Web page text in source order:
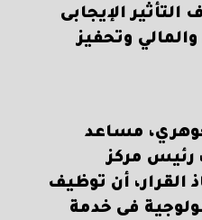
الإيجابى
وتحفيز
مساعد
رئيس مركز
القرار، أن توظيف
فى خدمة